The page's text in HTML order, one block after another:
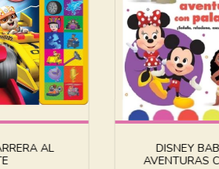
AL
DISNEY
AVENTURAS